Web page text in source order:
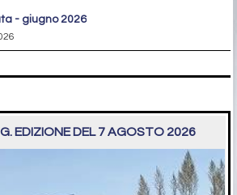
- giugno 2026
EDIZIONE DEL 7 AGOSTO 2026